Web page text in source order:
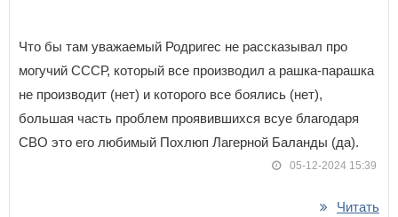
Что бы там уважаемый Родригес не рассказывал про
могучий СССР, который все производил а рашка-парашка
не производит (нет) и которого все боялись (нет),
большая часть проблем проявившихся всуе благодаря
СВО это его любимый Похлюп Лагерной Баланды (да).
05-12-2024 15:39
Читать